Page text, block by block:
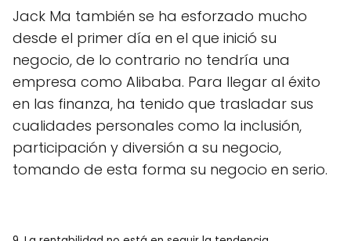
Jack Ma también se ha esforzado mucho
desde el primer día en el que inició su
negocio, de lo contrario no tendría una
empresa como Alibaba. Para llegar al éxito
en las finanza, ha tenido que trasladar sus
cualidades personales como la inclusión,
participación y diversión a su negocio,
tomando de esta forma su negocio en serio.